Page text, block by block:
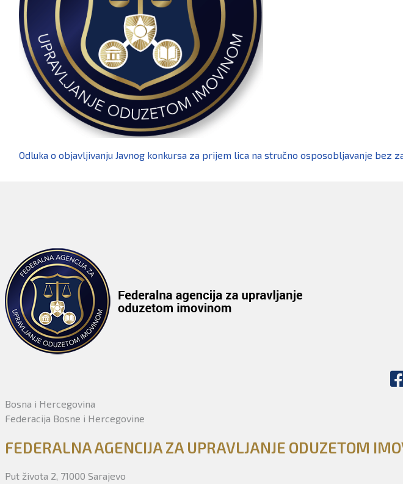
Odluka o objavljivanju Javnog konkursa za prijem lica na stručno osposobljavanje
Bosna i Hercegovina
Federacija Bosne i Hercegovine
FEDERALNA AGENCIJA ZA UPRAVLJANJE ODUZETOM
Put života 2, 71000 Sarajevo